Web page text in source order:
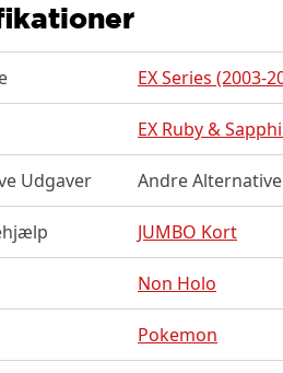
EX Series (2003-
EX Ruby &
Udgaver Andre
JUMBO Kort
Non Holo
Pokemon